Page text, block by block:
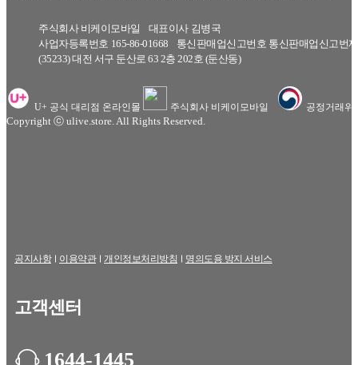
주식회사 비케이모바일 대표이사 김병국
사업자등록번호 165-86-01668 통신판매업신고번호 통신판매업신고번
(35233) 대전 서구 둔산로 63 2층 202호 (둔산동)
U+ 공식 대리점 온라인몰 주식회사 비케이모바일 공정거래위
Copyright ⓒ ulive.store. All Rights Reserved.
공지사항 이용약관 개인정보처리방침 명의도용 방지 서비스
고객센터
1644-1445